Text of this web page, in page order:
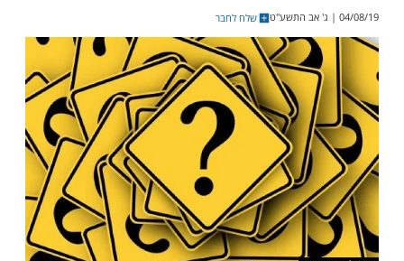
מיוחדות שיכולות לזרז את הזיווג? מה
כשהזיווג מתעכב?
שלח לחבר